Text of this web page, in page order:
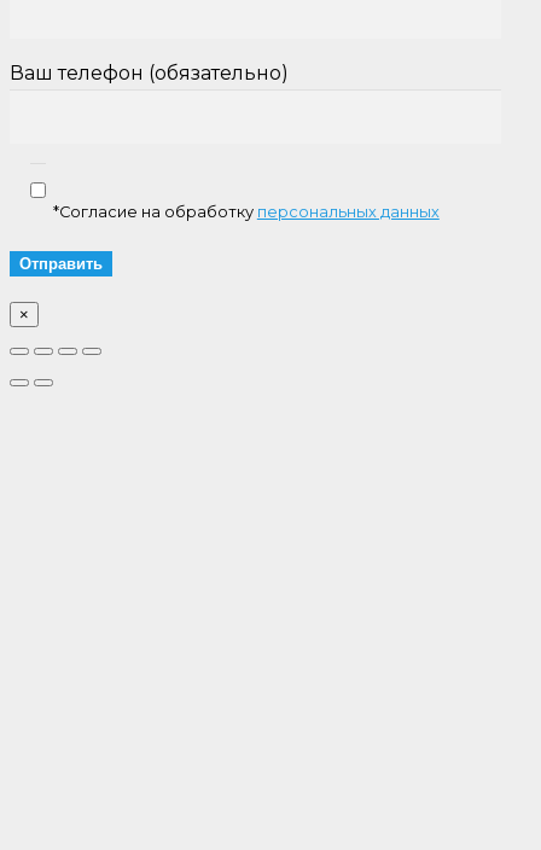
Ваш телефон (обязательно)
*Согласие на обработку персональных данных
×